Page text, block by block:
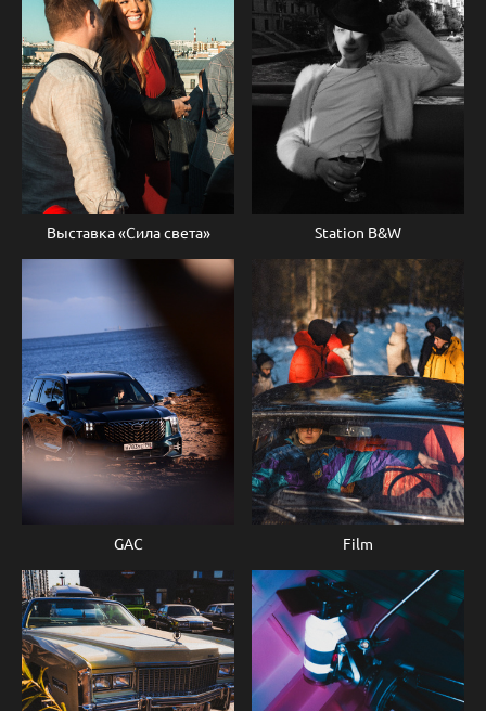
Выставка «Сила света» Station B&W
GAC Film